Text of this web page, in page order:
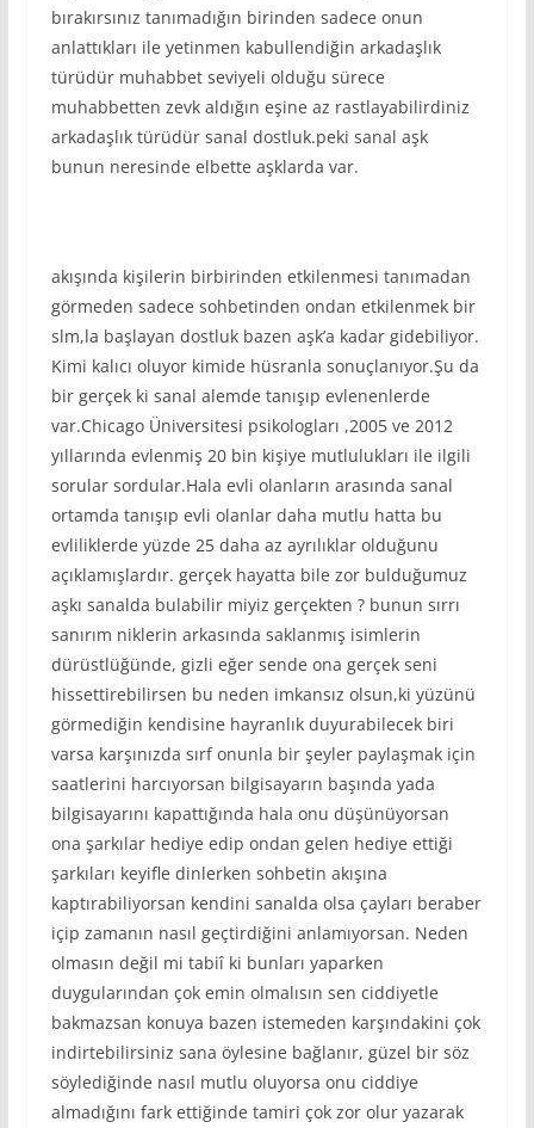
bırakırsınız tanımadığın birinden sadece onun
anlattıkları ile yetinmen kabullendiğin arkadaşlık
türüdür muhabbet seviyeli olduğu sürece
muhabbetten zevk aldığın eşine az rastlayabilirdiniz
arkadaşlık türüdür sanal dostluk.peki sanal aşk
bunun neresinde elbette aşklarda var.
akışında kişilerin birbirinden etkilenmesi tanımadan
görmeden sadece sohbetinden ondan etkilenmek bir
slm,la başlayan dostluk bazen aşk’a kadar gidebiliyor.
Kimi kalıcı oluyor kimide hüsranla sonuçlanıyor.Şu da
bir gerçek ki sanal alemde tanışıp evlenenlerde
var.Chicago Üniversitesi psikologları ,2005 ve 2012
yıllarında evlenmiş 20 bin kişiye mutlulukları ile ilgili
sorular sordular.Hala evli olanların arasında sanal
ortamda tanışıp evli olanlar daha mutlu hatta bu
evliliklerde yüzde 25 daha az ayrılıklar olduğunu
açıklamışlardır. gerçek hayatta bile zor bulduğumuz
aşkı sanalda bulabilir miyiz gerçekten ? bunun sırrı
sanırım niklerin arkasında saklanmış isimlerin
dürüstlüğünde, gizli eğer sende ona gerçek seni
hissettirebilirsen bu neden imkansız olsun,ki yüzünü
görmediğin kendisine hayranlık duyurabilecek biri
varsa karşınızda sırf onunla bir şeyler paylaşmak için
saatlerini harcıyorsan bilgisayarın başında yada
bilgisayarını kapattığında hala onu düşünüyorsan
ona şarkılar hediye edip ondan gelen hediye ettiği
şarkıları keyifle dinlerken sohbetin akışına
kaptırabiliyorsan kendini sanalda olsa çayları beraber
içip zamanın nasıl geçtirdiğini anlamıyorsan. Neden
olmasın değil mi tabiî ki bunları yaparken
duygularından çok emin olmalısın sen ciddiyetle
bakmazsan konuya bazen istemeden karşındakini çok
indirtebilirsiniz sana öylesine bağlanır, güzel bir söz
söylediğinde nasıl mutlu oluyorsa onu ciddiye
almadığını fark ettiğinde tamiri çok zor olur yazarak